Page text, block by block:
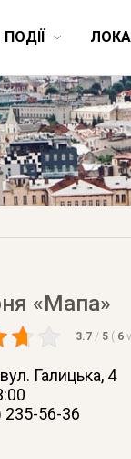
ПОДІЇ
«Мапа»
3.7 / 5 ( 6
Галицька, 4
235-56-36